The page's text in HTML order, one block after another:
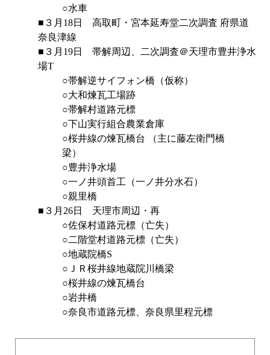
○水車
■３月18日 高取町・宮本延寿堂二次調査 府県道
奈良津線
■３月19日 帯解周辺、二次調査＠天理市豊井浄水
場T
○帯解逆サイフォン橋（仮称）
○大和煉瓦工場跡
○帯解村道路元標
○下山実行組合農業倉庫
○桜井線の煉瓦橋台 （主に藤左衛門橋
梁）
○豊井浄水場
○一ノ井頭首工（一ノ井分水石）
○親里橋
■３月26日 天理市周辺・再
○佐保村道路元標（亡失）
○二階堂村道路元標（亡失）
○地蔵院橋S
○ＪＲ桜井線地蔵院川橋梁
○桜井線の煉瓦橋台
○岩井橋
○奈良市道路元標、奈良県里程元標